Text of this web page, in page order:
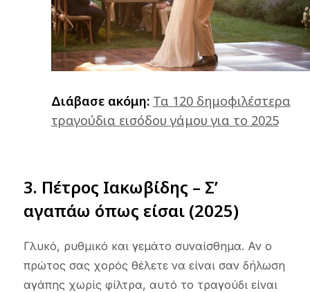
Διάβασε ακόμη: Τα 120 δημοφιλέστερα
τραγούδια εισόδου γάμου για το 2025
3. Πέτρος Ιακωβίδης – Σ’
αγαπάω όπως είσαι (2025)
Γλυκό, ρυθμικό και γεμάτο συναίσθημα. Αν ο
πρώτος σας χορός θέλετε να είναι σαν δήλωση
αγάπης χωρίς φίλτρα, αυτό το τραγούδι είναι